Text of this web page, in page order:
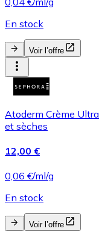
En stock
Voir l’offre
Atoderm Crème
et sèches
12,00 €
0,06 €/ml/g
En stock
Voir l’offre